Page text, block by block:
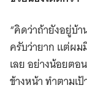
“คิดว่าถ้ายังอยู่บ้
ครับว่ายาก แต่ผม
เลย อย่างน้อยต
ข้างหน้า ทำตามเ